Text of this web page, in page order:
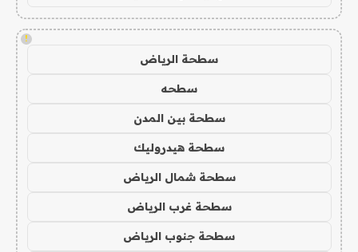
!
سطحة الرياض
سطحه
سطحة بين المدن
سطحة هيدروليك
سطحة شمال الرياض
سطحة غرب الرياض
سطحة جنوب الرياض